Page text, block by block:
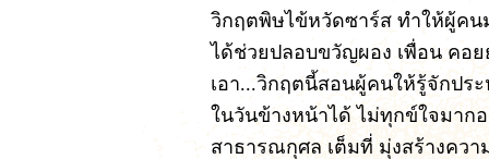
วิกฤตพิษไข้หวัดซาร์ส ทำให้ผู้ค
ได้ช่วยปลอบขวัญผอง เพื่อน คอย
เอา...วิกฤตนี้สอนผู้คนให้รู้จักป
ในวันข้างหน้าได้ ไม่ทุกข์ใจมาก
สาธารณกุศล เต็มที่ มุ่งสร้างคว